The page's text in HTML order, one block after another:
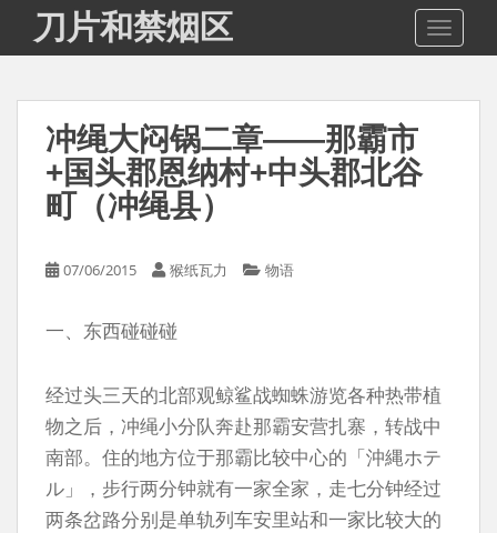
i
刀片和禁烟区
冲绳大闷锅二章——那霸市
+国头郡恩纳村+中头郡北谷
町（冲绳县）
07/06/2015 猴纸瓦力 物语
一、东西碰碰碰
经过头三天的北部观鲸鲨战蜘蛛游览各种热带植
物之后，冲绳小分队奔赴那霸安营扎寨，转战中
南部。住的地方位于那霸比较中心的「沖縄ホテ
ル」，步行两分钟就有一家全家，走七分钟经过
两条岔路分别是单轨列车安里站和一家比较大的